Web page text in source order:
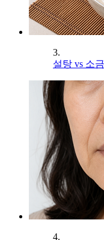
3.
설탕 vs 소
4.